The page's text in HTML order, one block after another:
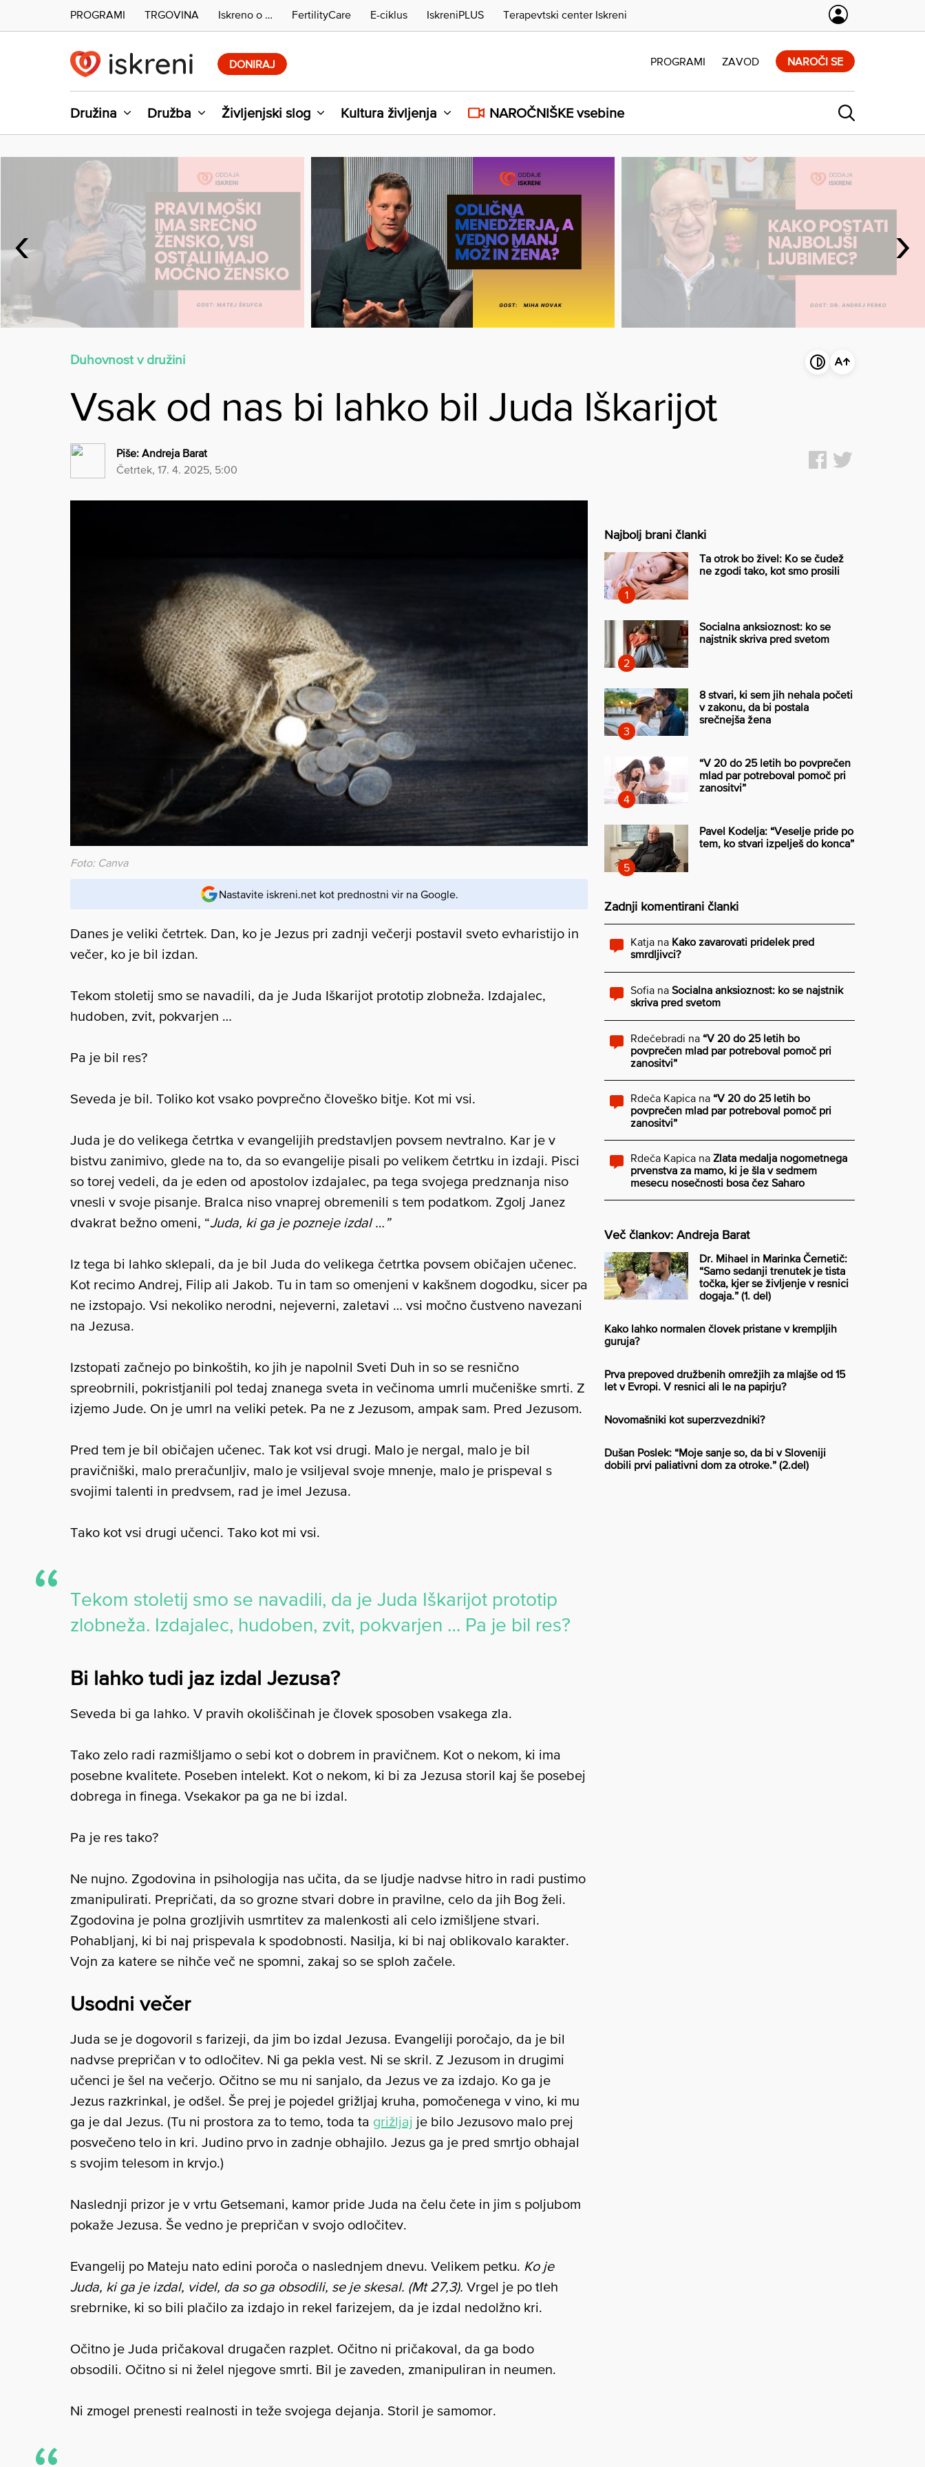
DONIRAJ
Družina Družba Življenjski slog Kultura življenja NAROČNIŠKE vsebine
PROGRAMI ZAVOD NAROČI SE
PROGRAMI TRGOVINA Iskreno o … FertilityCare E-ciklus IskreniPLUS Terapevtski center Iskreni
‹ ›
Duhovnost v družini
Vsak od nas bi lahko bil Juda Iškarijot
Piše: Andreja Barat
četrtek, 17. 4. 2025, 5:00
Foto: Canva
Nastavite iskreni.net kot prednostni vir na Google.
Danes je veliki četrtek. Dan, ko je Jezus pri zadnji večerji postavil sveto evharistijo in
večer, ko je bil izdan.
Tekom stoletij smo se navadili, da je Juda Iškarijot prototip zlobneža. Izdajalec,
hudoben, zvit, pokvarjen …
Pa je bil res?
Seveda je bil. Toliko kot vsako povprečno človeško bitje. Kot mi vsi.
Juda je do velikega četrtka v evangelijih predstavljen povsem nevtralno. Kar je v
bistvu zanimivo, glede na to, da so evangelije pisali po velikem četrtku in izdaji. Pisci
so torej vedeli, da je eden od apostolov izdajalec, pa tega svojega predznanja niso
vnesli v svoje pisanje. Bralca niso vnaprej obremenili s tem podatkom. Zgolj Janez
dvakrat bežno omeni, “Juda, ki ga je pozneje izdal …”
Iz tega bi lahko sklepali, da je bil Juda do velikega četrtka povsem običajen učenec.
Kot recimo Andrej, Filip ali Jakob. Tu in tam so omenjeni v kakšnem dogodku, sicer pa
ne izstopajo. Vsi nekoliko nerodni, nejeverni, zaletavi … vsi močno čustveno navezani
na Jezusa.
Izstopati začnejo po binkoštih, ko jih je napolnil Sveti Duh in so se resnično
spreobrnili, pokristjanili pol tedaj znanega sveta in večinoma umrli mučeniške smrti. Z
izjemo Jude. On je umrl na veliki petek. Pa ne z Jezusom, ampak sam. Pred Jezusom.
Pred tem je bil običajen učenec. Tak kot vsi drugi. Malo je nergal, malo je bil
pravičniški, malo preračunljiv, malo je vsiljeval svoje mnenje, malo je prispeval s
svojimi talenti in predvsem, rad je imel Jezusa.
Tako kot vsi drugi učenci. Tako kot mi vsi.
Tekom stoletij smo se navadili, da je Juda Iškarijot prototip
zlobneža. Izdajalec, hudoben, zvit, pokvarjen … Pa je bil res?
Bi lahko tudi jaz izdal Jezusa?
Seveda bi ga lahko. V pravih okoliščinah je človek sposoben vsakega zla.
Tako zelo radi razmišljamo o sebi kot o dobrem in pravičnem. Kot o nekom, ki ima
posebne kvalitete. Poseben intelekt. Kot o nekom, ki bi za Jezusa storil kaj še posebej
dobrega in finega. Vsekakor pa ga ne bi izdal.
Pa je res tako?
Ne nujno. Zgodovina in psihologija nas učita, da se ljudje nadvse hitro in radi pustimo
zmanipulirati. Prepričati, da so grozne stvari dobre in pravilne, celo da jih Bog želi.
Zgodovina je polna grozljivih usmrtitev za malenkosti ali celo izmišljene stvari.
Pohabljanj, ki bi naj prispevala k spodobnosti. Nasilja, ki bi naj oblikovalo karakter.
Vojn za katere se nihče več ne spomni, zakaj so se sploh začele.
Usodni večer
Juda se je dogovoril s farizeji, da jim bo izdal Jezusa. Evangeliji poročajo, da je bil
nadvse prepričan v to odločitev. Ni ga pekla vest. Ni se skril. Z Jezusom in drugimi
učenci je šel na večerjo. Očitno se mu ni sanjalo, da Jezus ve za izdajo. Ko ga je
Jezus razkrinkal, je odšel. Še prej je pojedel grižljaj kruha, pomočenega v vino, ki mu
ga je dal Jezus. (Tu ni prostora za to temo, toda ta grižljaj je bilo Jezusovo malo prej
posvečeno telo in kri. Judino prvo in zadnje obhajilo. Jezus ga je pred smrtjo obhajal
s svojim telesom in krvjo.)
Naslednji prizor je v vrtu Getsemani, kamor pride Juda na čelu čete in jim s poljubom
pokaže Jezusa. Še vedno je prepričan v svojo odločitev.
Evangelij po Mateju nato edini poroča o naslednjem dnevu. Velikem petku. Ko je
Juda, ki ga je izdal, videl, da so ga obsodili, se je skesal. (Mt 27,3). Vrgel je po tleh
srebrnike, ki so bili plačilo za izdajo in rekel farizejem, da je izdal nedolžno kri.
Očitno je Juda pričakoval drugačen razplet. Očitno ni pričakoval, da ga bodo
obsodili. Očitno si ni želel njegove smrti. Bil je zaveden, zmanipuliran in neumen.
Ni zmogel prenesti realnosti in teže svojega dejanja. Storil je samomor.
Najbolj brani članki
Ta otrok bo živel: Ko se čudež
ne zgodi tako, kot smo prosili
Socialna anksioznost: ko se
najstnik skriva pred svetom
8 stvari, ki sem jih nehala početi
v zakonu, da bi postala
srečnejša žena
“V 20 do 25 letih bo povprečen
mlad par potreboval pomoč pri
zanositvi”
Pavel Kodelja: “Veselje pride po
tem, ko stvari izpelješ do konca”
Zadnji komentirani članki
Katja na Kako zavarovati pridelek pred
smrdljivci?
Sofia na Socialna anksioznost: ko se najstnik
skriva pred svetom
Rdečebradi na “V 20 do 25 letih bo
povprečen mlad par potreboval pomoč pri
zanositvi”
Rdeča Kapica na “V 20 do 25 letih bo
povprečen mlad par potreboval pomoč pri
zanositvi”
Rdeča Kapica na Zlata medalja nogometnega
prvenstva za mamo, ki je šla v sedmem
mesecu nosečnosti bosa čez Saharo
Več člankov: Andreja Barat
Dr. Mihael in Marinka Černetič:
“Samo sedanji trenutek je tista
točka, kjer se življenje v resnici
dogaja.” (1. del)
Kako lahko normalen človek pristane v krempljih
guruja?
Prva prepoved družbenih omrežjih za mlajše od 15
let v Evropi. V resnici ali le na papirju?
Novomašniki kot superzvezdniki?
Dušan Poslek: “Moje sanje so, da bi v Sloveniji
dobili prvi paliativni dom za otroke.” (2.del)